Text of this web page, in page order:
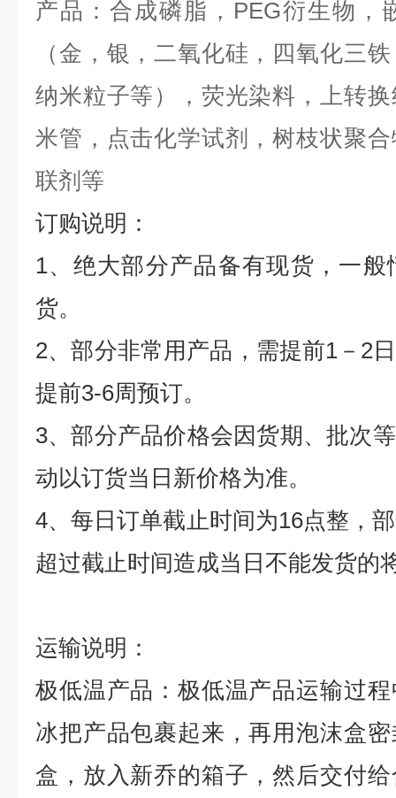
产品：合成磷脂， PEG衍生物，
（金，银，二氧化硅，四氧化三
纳米粒子等），荧光染料，上转
米管，点击化学试剂，树枝状聚
联剂等
订购说明：
1、绝大部分产品备有现货，一
货。
2、部分非常用产品，需提前1 － 2
提前3-6周预订。
3、部分产品价格会因货期、批次
动以订货当日新价格为准。
4、每日订单截止时间为16点整，
超过截止时间造成当日不能发货的
运输说明：
极低温产品：极低温产品运输过
冰把产品包裹起来，再用泡沫盒
盒，放入新乔的箱子，然后交付